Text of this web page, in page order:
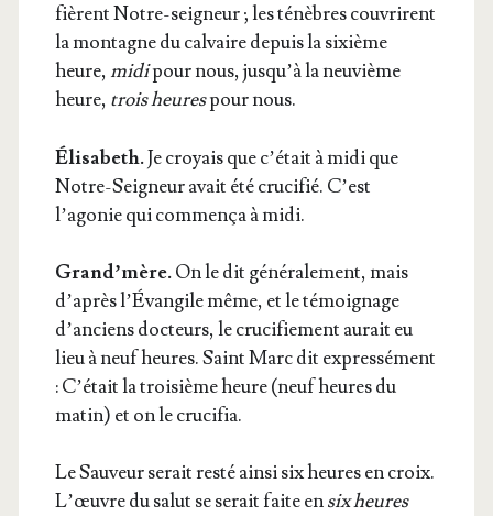
fièrent Notre-sei­gneur ; les ténèbres cou­vrirent
la mon­tagne du cal­vaire depuis la sixième
heure, midipour nous, jusqu’à la neu­vième
heure, trois heurespour nous.
Éli­sa­beth.Je croyais que c’était à midi que
Notre-Sei­gneur avait été cru­ci­fié. C’est
l’agonie qui com­men­ça à midi.
Grand’mère.On le dit géné­ra­le­ment, mais
d’après l’Évangile même, et le témoi­gnage
d’anciens doc­teurs, le cru­ci­fie­ment aurait eu
lieu à neuf heures. Saint Marc dit expres­sé­ment
:C’était la troi­sième heure (neuf heures du
matin) et on le crucifia.
Le Sau­veur serait res­té ain­si six heures en croix.
L’œuvre du salut se serait faite ensix heures